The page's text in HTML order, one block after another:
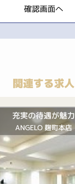
関連する求人
充実の待遇が魅力
ANGELO 麹町本店